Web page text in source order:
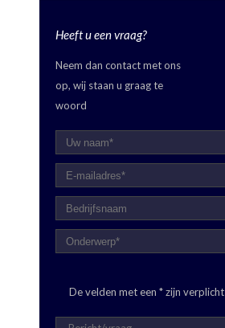
Heeft u een vraag?
Neem dan contact met ons
op, wij staan u graag te
woord
De velden met een * zijn verplicht